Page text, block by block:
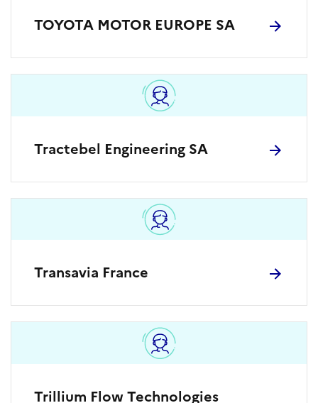
TOYOTA MOTOR EUROPE SA
Tractebel Engineering SA
Transavia France
Trillium Flow Technologies